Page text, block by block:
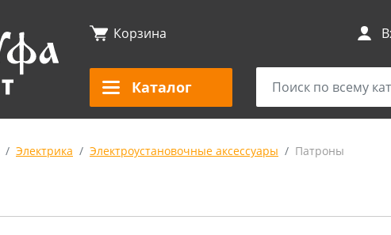
Корзина
Каталог
Электрика Электроустановочные аксессуары Патроны